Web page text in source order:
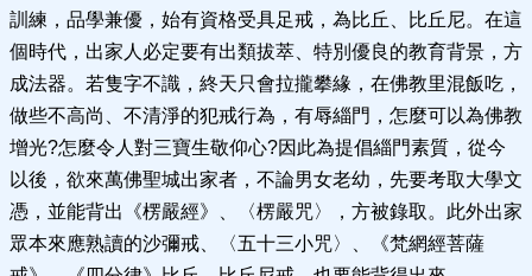
訓練，品學兼優，始有資格受具足戒，為比丘、比丘尼。在這
個時代，出家人必定要有出類拔萃、特別優良的教育背景，方
成法器。若隻字不識，終天只會拉攏攀緣，在佛教里混飯吃，
做些不高尚、不清淨的犯戒行為，有辱緇門，怎麼可以為佛教
增光?怎麼令人對三寶生敬仰心?因此為提倡緇門素質，從今
以後，欲來萬佛聖城出家者，不論男女老幼，先要考取大學文
憑，並能背出《楞嚴經》、〈楞嚴咒〉，方被錄取。此外出家
眾本來應熟讀的沙彌戒、〈五十三小咒〉、《梵網經菩薩